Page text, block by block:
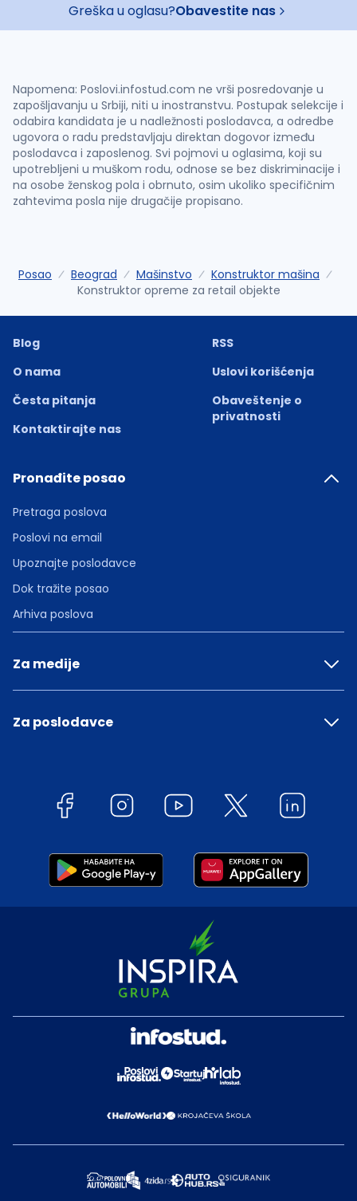
Greška u oglasu?Obavestite nas
Napomena: Poslovi.infostud.com ne vrši posredovanje u
zapošljavanju u Srbiji, niti u inostranstvu. Postupak selekcije i
odabira kandidata je u nadležnosti poslodavca, a odredbe
ugovora o radu predstavljaju direktan dogovor između
poslodavca i zaposlenog. Svi pojmovi u oglasima, koji su
upotrebljeni u muškom rodu, odnose se bez diskriminacije i
na osobe ženskog pola i obrnuto, osim ukoliko specifičnim
zahtevima posla nije drugačije propisano.
Posao Beograd Mašinstvo
Konstruktor mašina
Konstruktor opreme za retail objekte
Blog
O nama
Česta pitanja
Kontaktirajte nas
RSS
Uslovi korišćenja
Obaveštenje o
privatnosti
Pronađite posao
Pretraga poslova
Poslovi na email
Upoznajte poslodavce
Dok tražite posao
Arhiva poslova
Za medije
Za poslodavce